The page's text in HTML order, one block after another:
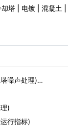
却塔| 电镀| 混凝土
噪声处理)…
)
行指标)